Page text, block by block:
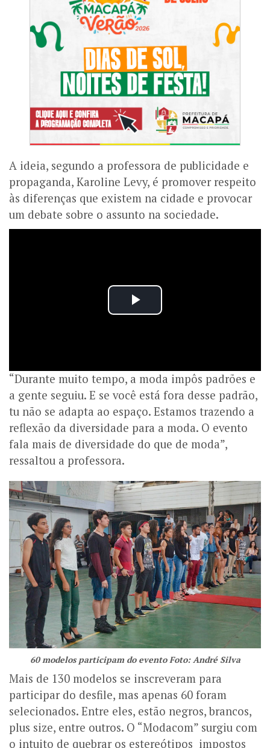
A ideia, segundo a professora de publicidade e
propaganda, Karoline Levy, é promover respeito
às diferenças que existem na cidade e provocar
um debate sobre o assunto na sociedade.
“Durante muito tempo, a moda impôs padrões e
a gente seguiu. E se você está fora desse padrão,
tu não se adapta ao espaço. Estamos trazendo a
reflexão da diversidade para a moda. O evento
fala mais de diversidade do que de moda”,
ressaltou a professora.
60 modelos participam do evento Foto: André Silva
Mais de 130 modelos se inscreveram para
participar do desfile, mas apenas 60 foram
selecionados. Entre eles, estão negros, brancos,
plus size, entre outros. O “Modacom” surgiu com
o intuito de quebrar os estereótipos impostos